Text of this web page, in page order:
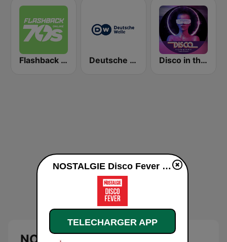
Flashback 70's Deutsche Welle Disco in the Mix
NOSTALGIE Disco Fever en ligne
TELECHARGER APP